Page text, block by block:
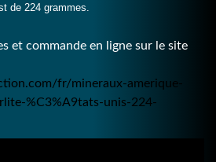
de 224 grammes.
et commande en ligne sur le site
fr/mineraux-amerique-
%C3%A9tats-unis-224-